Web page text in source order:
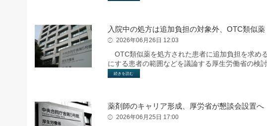
入院中の処方は追加負担の対象外、OTC類似薬
2026年06月26日 12:03
OTC類似薬を処方された患者に追加負担を求め
にする患者の範囲などを議論する厚生労働省の検
続きを読む
薬剤師のキャリア形成、厚労省が懇談会設置へ
2026年06月25日 17:00